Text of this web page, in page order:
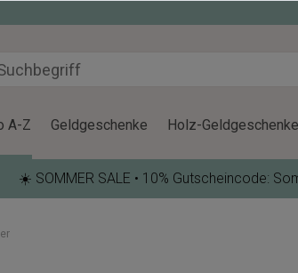
A-Z Geldgeschenke Holz-Geldgeschenke
☀️ SOMMER SALE • 10% Gutscheincode: